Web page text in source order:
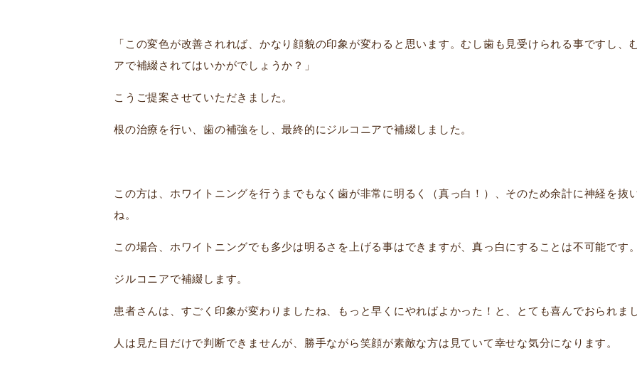
「この変色が改善されれば、かなり顔貌の印象が変わると思います。むし歯も見受けられる事ですし、
アで補綴されてはいかがでしょうか？」
こうご提案させていただきました。
根の治療を行い、歯の補強をし、最終的にジルコニアで補綴しました。
この方は、ホワイトニングを行うまでもなく歯が非常に明るく（真っ白！）、そのため余計に神経を抜
ね。
この場合、ホワイトニングでも多少は明るさを上げる事はできますが、真っ白にすることは不可能です。
ジルコニアで補綴します。
患者さんは、すごく印象が変わりましたね、もっと早くにやればよかった！と、とても喜んでおられまし
人は見た目だけで判断できませんが、勝手ながら笑顔が素敵な方は見ていて幸せな気分になります。